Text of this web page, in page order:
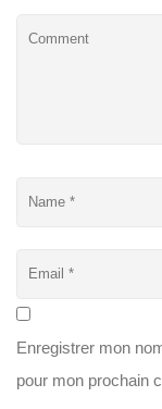
Enregistrer mon
pour mon prochain